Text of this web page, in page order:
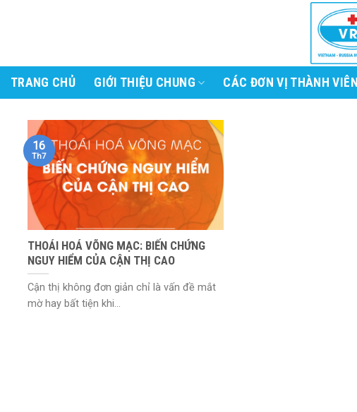
TRANG CHỦ GIỚI THIỆU CHUNG CÁC ĐƠN VỊ THÀNH VIÊN
THOÁI HOÁ VÕNG MẠC: BIẾN CHỨNG
NGUY HIỂM CỦA CẬN THỊ CAO
Cận thị không đơn giản chỉ là vấn đề mắt
mờ hay bất tiện khi...
16
Th7